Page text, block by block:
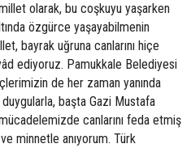
olarak, bu coşkuyu yaşarken
özgürce yaşayabilmenin
bayrak uğruna canlarını hiçe
ediyoruz. Pamukkale Belediyesi
de her zaman yanında
başta Gazi Mustafa
canlarını feda etmiş
minnetle anıyorum. Türk